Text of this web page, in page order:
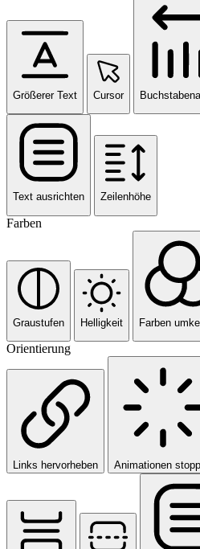
Größerer Text Cursor
Text ausrichten Zeilenhöhe
Farben
Graustufen Helligkeit Farben
Orientierung
Links hervorheben Animationen